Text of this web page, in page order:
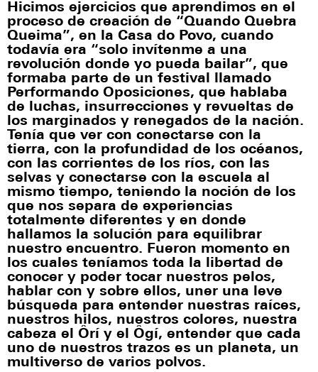
Hicimos ejercicios que aprendimos en el
proceso de creación de “Quando Quebra
Queima”, en la Casa do Povo, cuando
todavía era “solo invítenme a una
revolución donde yo pueda bailar”, que
formaba parte de un festival llamado
Performando Oposiciones, que hablaba
de luchas, insurrecciones y revueltas de
los marginados y renegados de la nación.
Tenía que ver con conectarse con la
tierra, con la profundidad de los océanos,
con las corrientes de los ríos, con las
selvas y conectarse con la escuela al
mismo tiempo, teniendo la noción de los
que nos separa de experiencias
totalmente diferentes y en donde
hallamos la solución para equilibrar
nuestro encuentro. Fueron momento en
los cuales teníamos toda la libertad de
conocer y poder tocar nuestros pelos,
hablar con y sobre ellos, uner una leve
búsqueda para entender nuestras raíces,
nuestros hilos, nuestros colores, nuestra
cabeza el Ôrí y el Ôgí, entender que cada
uno de nuestros trazos es un planeta, un
multiverso de varios polvos.